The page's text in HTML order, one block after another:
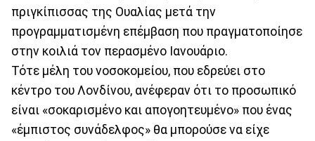
πριγκίπισσας της Ουαλίας μετά την
προγραμματισμένη επέμβαση που πραγματοποίησε
στην κοιλιά τον περασμένο Ιανουάριο.
Τότε μέλη του νοσοκομείου, που εδρεύει στο
κέντρο του Λονδίνου, ανέφεραν ότι το προσωπικό
είναι «σοκαρισμένο και απογοητευμένο» που ένας
«έμπιστος συνάδελφος» θα μπορούσε να είχε